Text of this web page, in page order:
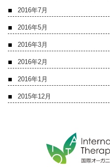
2016年7月
2016年5月
2016年3月
2016年2月
2016年1月
2015年12月